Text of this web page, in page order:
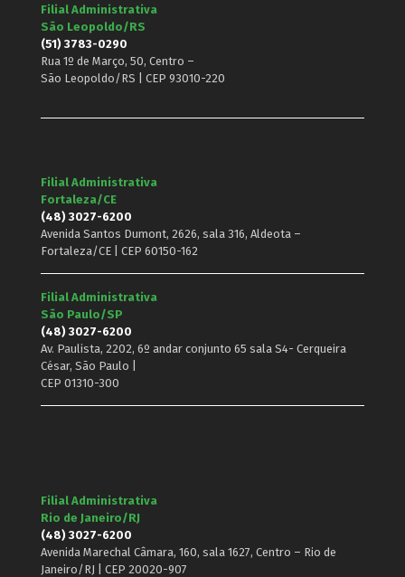
Filial Administrativa
São Leopoldo/RS
(51) 3783-0290
Rua 1º de Março, 50, Centro –
São Leopoldo/RS | CEP 93010-220
Filial Administrativa
Fortaleza/CE
(48) 3027-6200
Avenida Santos Dumont, 2626, sala 316, Aldeota –
Fortaleza/CE | CEP 60150-162
Filial Administrativa
São Paulo/SP
(48) 3027-6200
Av. Paulista, 2202, 6º andar conjunto 65 sala S4- Cerqueira
César, São Paulo |
CEP 01310-300
Filial Administrativa
Rio de Janeiro/RJ
(48) 3027-6200
Avenida Marechal Câmara, 160, sala 1627, Centro – Rio de
Janeiro/RJ | CEP 20020-907